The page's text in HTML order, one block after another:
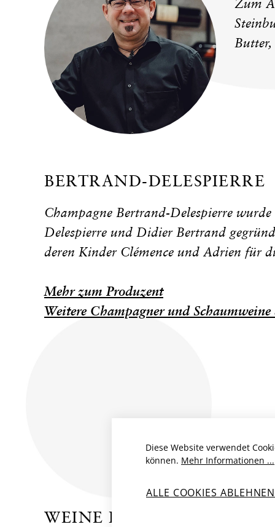
Zum
BERTRAND-DELESPIERRE
Champagne Bertrand-Delespierre
Delespierre und Didier Bertrand
deren Kinder Clémence und Adrien für
Mehr zum Produzent
Weitere Champagner und Schaumweine
WEINE DES
Diese Website verwendet
können. Mehr Informationen ...
ALLE COOKIES ABLEHNEN